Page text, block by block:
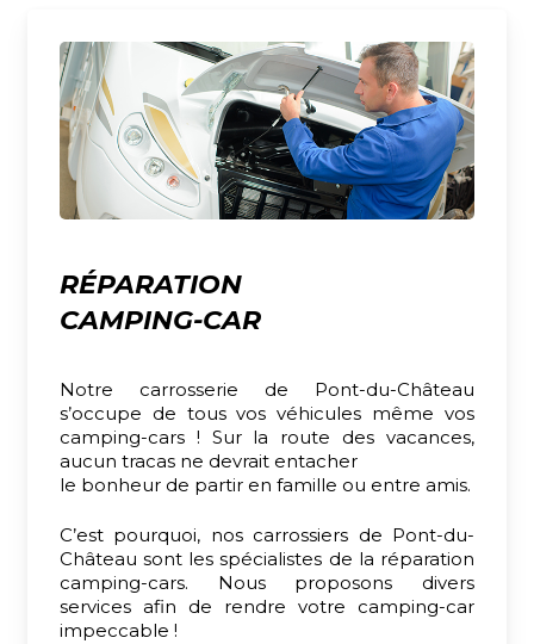
RÉPARATION
CAMPING-CAR
Notre carrosserie de Pont-du-Château
s’occupe de tous vos véhicules même vos
camping-cars ! Sur la route des vacances,
aucun tracas ne devrait entacher
le bonheur de partir en famille ou entre amis.
C’est pourquoi, nos carrossiers de Pont-du-
Château sont les spécialistes de la réparation
camping-cars. Nous proposons divers
services afin de rendre votre camping-car
impeccable !